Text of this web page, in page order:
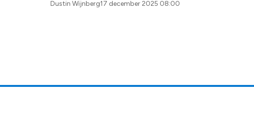
Posted
Dustin Wijnberg17 december 2025 08:00